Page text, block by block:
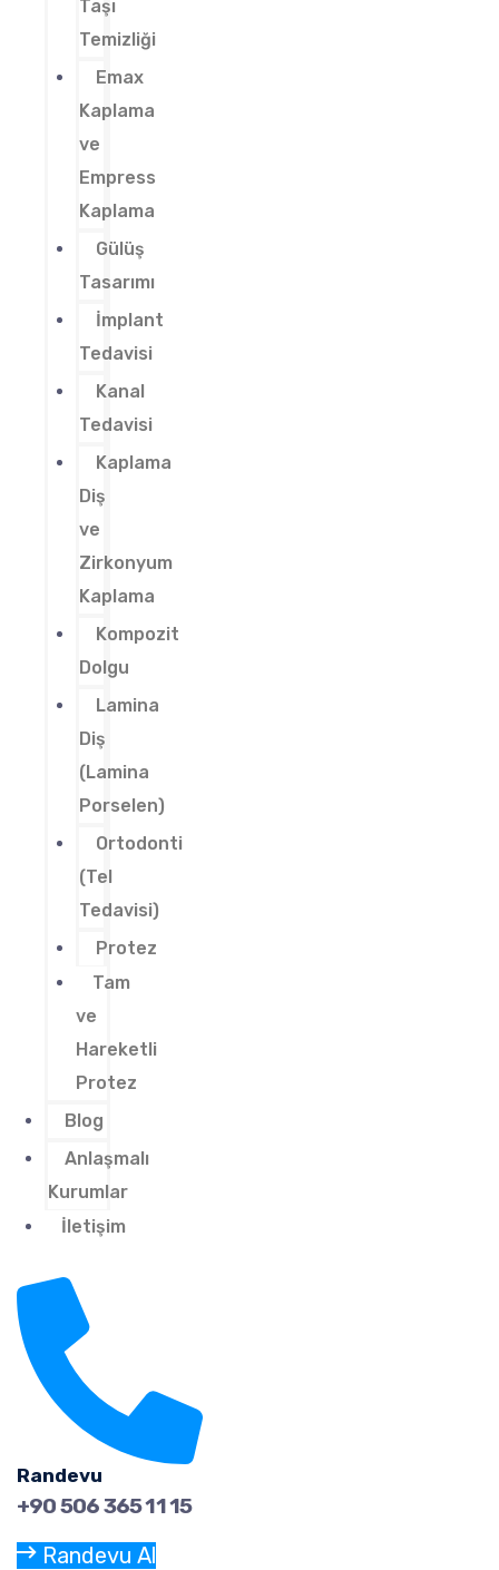
Taşı
Temizliği
Emax
Kaplama
ve
Empress
Kaplama
Gülüş
Tasarımı
İmplant
Tedavisi
Kanal
Tedavisi
Kaplama
Diş
ve
Zirkonyum
Kaplama
Kompozit
Dolgu
Lamina
Diş
(Lamina
Porselen)
Ortodonti
(Tel
Tedavisi)
Protez
Tam
ve
Hareketli
Protez
Blog
Anlaşmalı
Kurumlar
İletişim
Randevu
+90 506 365 11 15
Randevu Al